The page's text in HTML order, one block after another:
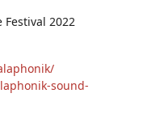
2022
sound-